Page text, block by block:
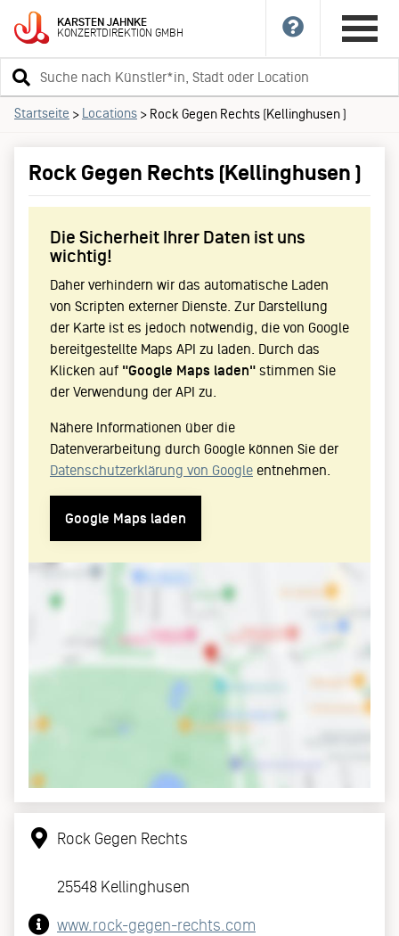
KARSTENJAHNKE
KONZERTDIREKTIONGMBH
Suchbegriff
eingeben
Startseite > Locations > Rock Gegen Rechts (Kellinghusen )
Rock Gegen Rechts (Kellinghusen )
Die Sicherheit Ihrer Daten ist uns
wichtig!
Daher verhindern wir das automatische Laden
von Scripten externer Dienste. Zur Darstellung
der Karte ist es jedoch notwendig, die von Google
bereitgestellte Maps API zu laden. Durch das
Klicken auf "Google Maps laden" stimmen Sie
der Verwendung der API zu.
Nähere Informationen über die
Datenverarbeitung durch Google können Sie der
Datenschutzerklärung von Google entnehmen.
Google Maps laden
Rock Gegen Rechts
25548 Kellinghusen
www.rock-gegen-rechts.com